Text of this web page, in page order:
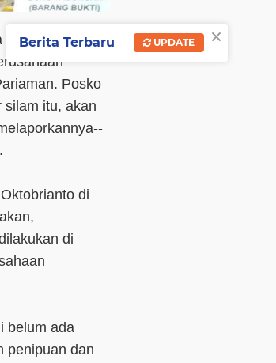
posko
Posko
silam itu, akan
di
di
belum ada
penipuan dan
×
Berita Terbaru UPDATE